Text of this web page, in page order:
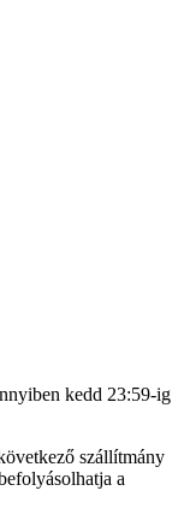
kedd 23:59-ig
szállítmány
a